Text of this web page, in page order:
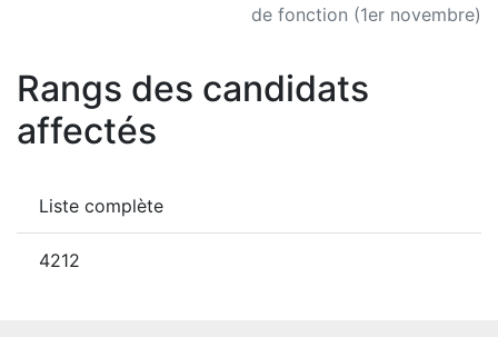
de fonction (1er novembre)
Rangs des candidats
affectés
Liste complète
4212